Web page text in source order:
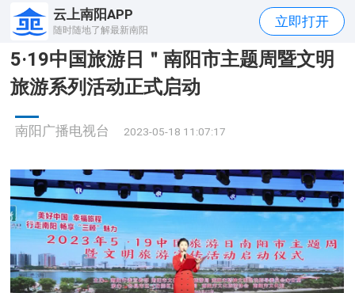
云上南阳APP
随时随地了解最新南阳
立即打开
5·19中国旅游日＂南阳市主题周暨文明
旅游系列活动正式启动
南阳广播电视台 2023-05-18 11:07:17